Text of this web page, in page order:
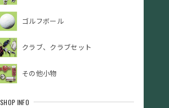
ゴルフボール
クラブ、クラブセット
その他小物
SHOP INFO